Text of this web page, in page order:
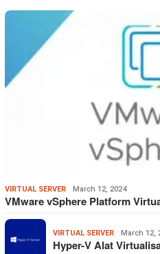
VIRTUAL SERVER March 12, 2024
VMware vSphere Platform
VIRTUAL SERVER March 12,
Hyper-V Alat